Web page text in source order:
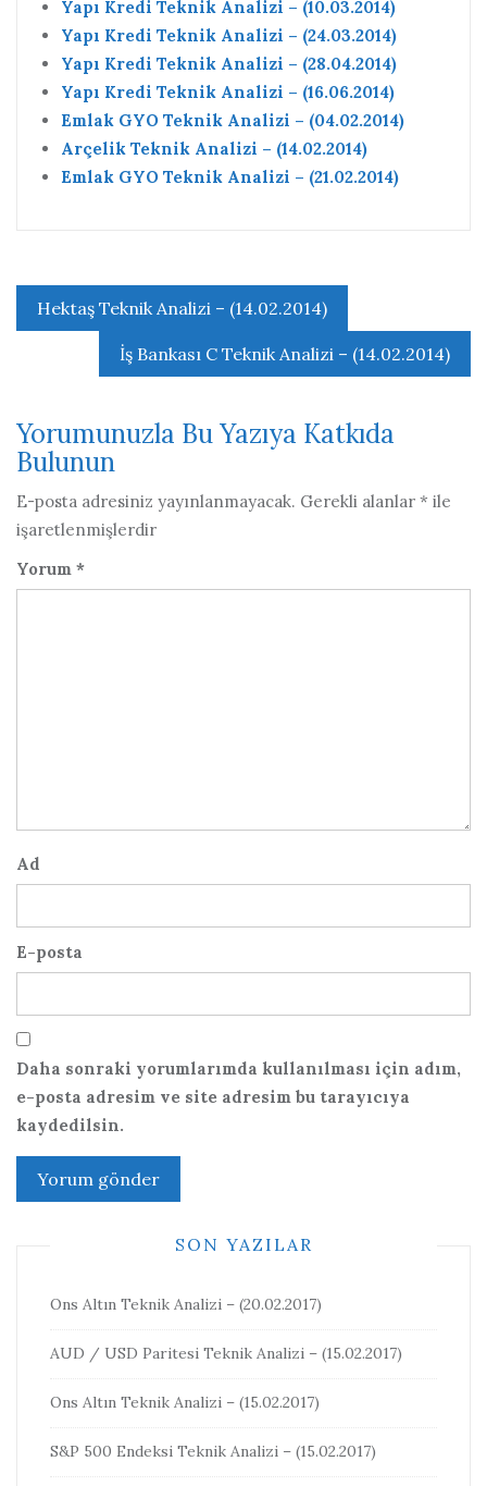
Yapı Kredi Teknik Analizi – (10.03.2014)
Yapı Kredi Teknik Analizi – (24.03.2014)
Yapı Kredi Teknik Analizi – (28.04.2014)
Yapı Kredi Teknik Analizi – (16.06.2014)
Emlak GYO Teknik Analizi – (04.02.2014)
Arçelik Teknik Analizi – (14.02.2014)
Emlak GYO Teknik Analizi – (21.02.2014)
Yazı
gezinmesi
Hektaş Teknik Analizi – (14.02.2014)
İş Bankası C Teknik Analizi – (14.02.2014)
Yorumunuzla Bu Yazıya Katkıda
Bulunun
E-posta adresiniz yayınlanmayacak. Gerekli alanlar * ile
işaretlenmişlerdir
Yorum *
Ad
E-posta
Daha sonraki yorumlarımda kullanılması için adım,
e-posta adresim ve site adresim bu tarayıcıya
kaydedilsin.
SON YAZILAR
Ons Altın Teknik Analizi – (20.02.2017)
AUD / USD Paritesi Teknik Analizi – (15.02.2017)
Ons Altın Teknik Analizi – (15.02.2017)
S&P 500 Endeksi Teknik Analizi – (15.02.2017)